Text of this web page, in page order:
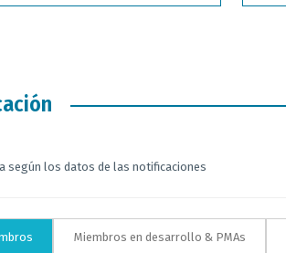
según los datos de las notificaciones
Miembros en desarrollo & PMAs